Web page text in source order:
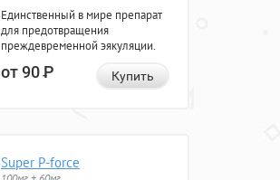
Единственный в мире препарат
для предотвращения
преждевременной эякуляции.
от 90Р Купить
Super P-force